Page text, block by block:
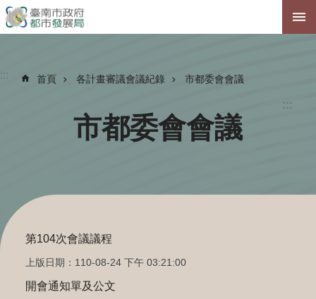
跳到主要內容區塊
:::
::: 首頁 各計畫審議會議紀錄 市都委會會議
市都委會會議
第104次會議議程
上版日期：110-08-24 下午 03:21:00
開會通知單及公文